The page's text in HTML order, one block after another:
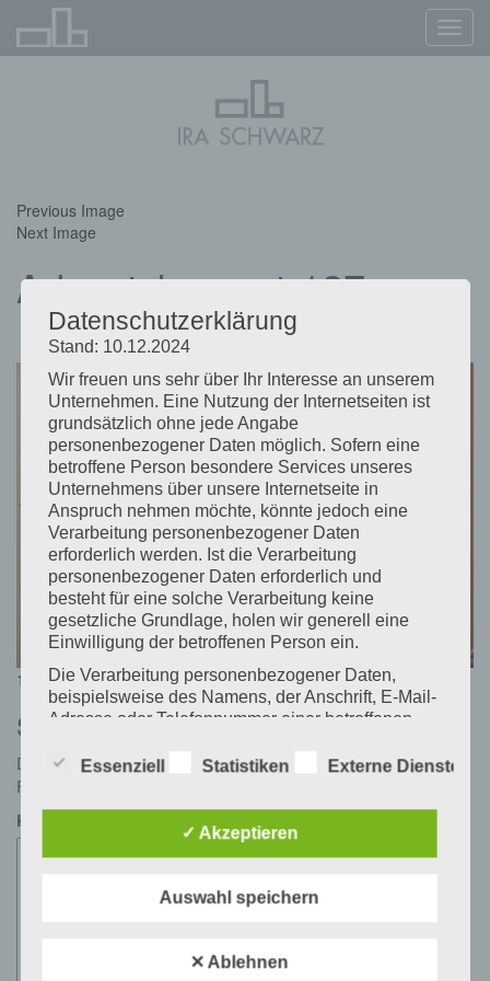
ein-/
Previous Image
Next Image
Adventskonzert-127
Posted
19. Januar 201819. Januar 2018Full
size
1024 × 683
Schreibe einen Kommentar
Deine E-Mail-Adresse wird nicht veröffentlicht.Erforderliche
Felder sind mit
Kommentar
Datenschutzerklärung
Stand: 10.12.2024
Wir freuen uns sehr über Ihr Interesse an unserem
Unternehmen. Eine Nutzung der Internetseiten ist
grundsätzlich ohne jede Angabe
personenbezogener Daten möglich. Sofern eine
betroffene Person besondere Services unseres
Unternehmens über unsere Internetseite in
Anspruch nehmen möchte, könnte jedoch eine
Verarbeitung personenbezogener Daten
erforderlich werden. Ist die Verarbeitung
personenbezogener Daten erforderlich und
besteht für eine solche Verarbeitung keine
gesetzliche Grundlage, holen wir generell eine
Einwilligung der betroffenen Person ein.
Die Verarbeitung personenbezogener Daten,
beispielsweise des Namens, der Anschrift, E-Mail-
Adresse oder Telefonnummer einer betroffenen
Datenschutz-Grundverordnung und in
landesspezifischen Datenschutzbestimmungen.
Mittels dieser Datenschutzerklärung möchte unser
verarbeiteten personenbezogenen Daten
zustehenden Rechte aufgeklärt.
Essenziell Statistiken Externe Dienste
✓ Akzeptieren
Auswahl speichern
✕ Ablehnen